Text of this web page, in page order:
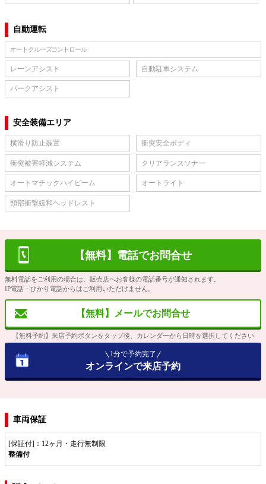
自動運転
オートクルーズコントロール
レーンアシスト 自動駐車システム
パークアシスト
安全装備エリア
横滑り防止装置 衝突安全ボディ
衝突被害軽減システム クリアランスソナー
オートマチックハイビーム オートライト
頸部衝撃緩和ヘッドレスト
【無料】電話でお問合せ
無料電話をご利用の場合は、販売店へお客様の電話番号が通知されます。
IP電話・ひかり電話からはご利用いただけません。
【無料】メールでお問合せ
【無料予約】来店予約ボタンをタップ後、カレンダーから日時を選択してください
1分で予約完了
オンラインで来店予約
車両保証
[保証付]：12ヶ月・走行無制限
整備付